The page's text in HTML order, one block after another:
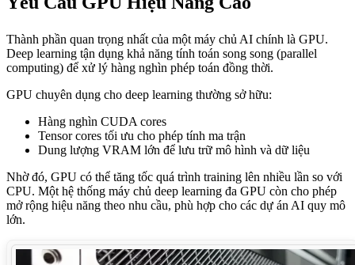
Thành phần quan trọng nhất của một máy chủ AI chính là GPU.
Deep learning tận dụng khả năng tính toán song song (parallel
computing) để xử lý hàng nghìn phép toán đồng thời.
GPU chuyên dụng cho deep learning thường sở hữu:
Hàng nghìn CUDA cores
Tensor cores tối ưu cho phép tính ma trận
Dung lượng VRAM lớn để lưu trữ mô hình và dữ liệu
Nhờ đó, GPU có thể tăng tốc quá trình training lên nhiều lần so với
CPU. Một hệ thống máy chủ deep learning đa GPU còn cho phép
mở rộng hiệu năng theo nhu cầu, phù hợp cho các dự án AI quy mô
lớn.